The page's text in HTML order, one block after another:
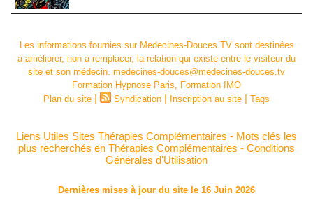
Les informations fournies sur Medecines-Douces.TV sont destinées
à améliorer, non à remplacer, la relation qui existe entre le visiteur du
site et son médecin. medecines-douces@medecines-douces.tv
Formation Hypnose Paris, Formation IMO
Plan du site | Syndication | Inscription au site | Tags
Liens Utiles Sites Thérapies Complémentaires - Mots clés les
plus recherchés en Thérapies Complémentaires - Conditions
Générales d'Utilisation
Dernières mises à jour du site le 16 Juin 2026